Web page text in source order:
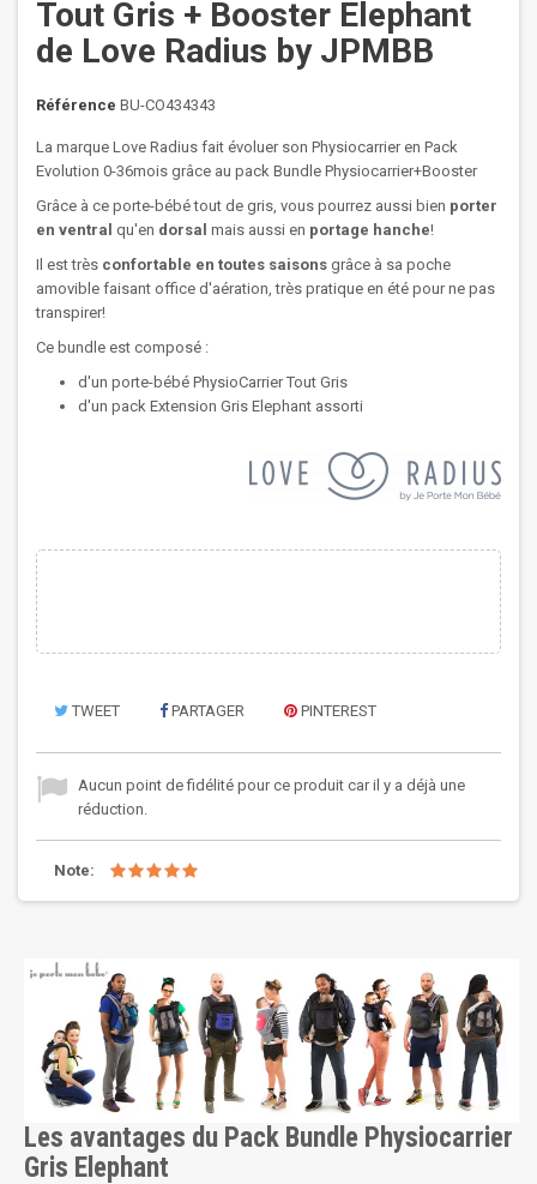
Tout Gris + Booster Elephant
de Love Radius by JPMBB
Référence BU-CO434343
La marque Love Radius fait évoluer son Physiocarrier en Pack
Evolution 0-36mois grâce au pack Bundle Physiocarrier+Booster
Grâce à ce porte-bébé tout de gris, vous pourrez aussi bien porter
en ventral qu'en dorsal mais aussi en portage hanche!
Il est très confortable en toutes saisons grâce à sa poche
amovible faisant office d'aération, très pratique en été pour ne pas
transpirer!
Ce bundle est composé :
d'un porte-bébé PhysioCarrier Tout Gris
d'un pack Extension Gris Elephant assorti
TWEET PARTAGER PINTEREST
Aucun point de fidélité pour ce produit car il y a déjà une
réduction.
Note:
Les avantages du Pack Bundle Physiocarrier
Gris Elephant